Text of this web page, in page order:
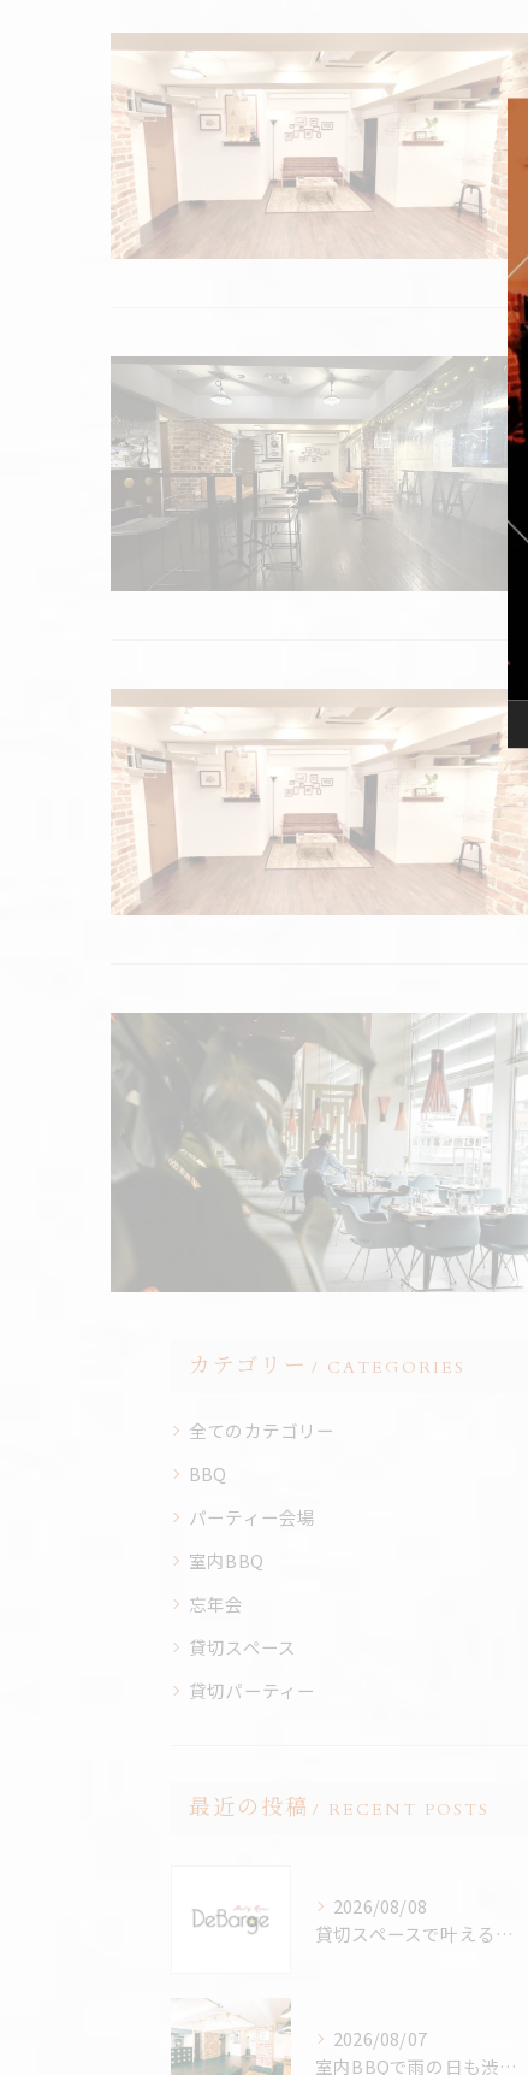
カテゴリー CATEGORIES
全てのカテゴリー
BBQ
パーティー会場
室内BBQ
忘年会
貸切スペース
貸切パーティー
最近の投稿 RECENT POSTS
2026/08/08
貸切スペースで叶えるレイクビュー独占の極上体験と選び方ポイント
2026/08/07
室内BBQで雨の日も渋谷駅近を満喫する快適パーティーの楽しみ方